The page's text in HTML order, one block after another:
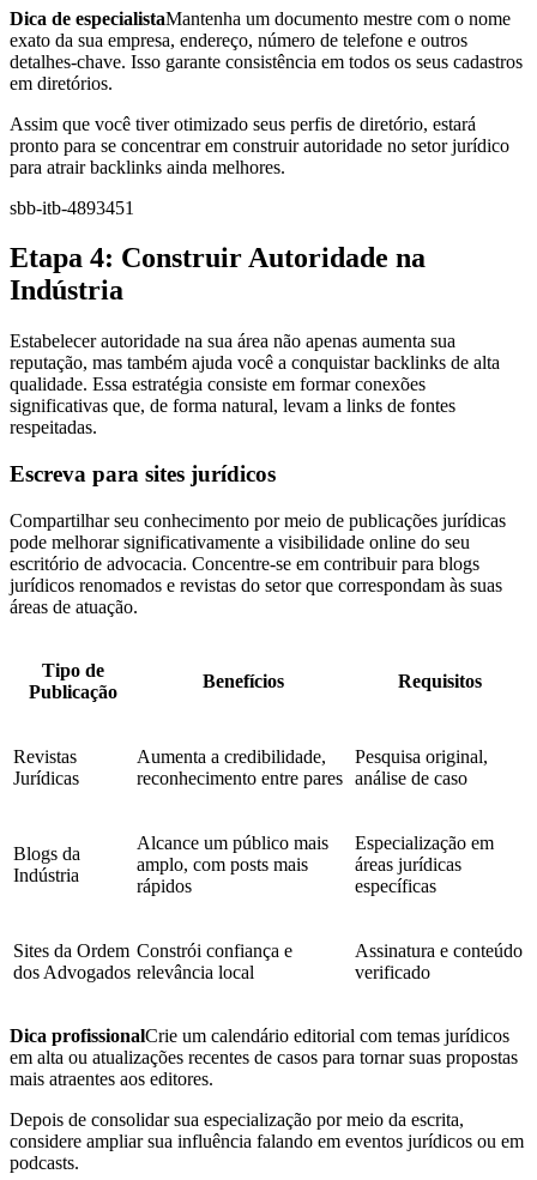
Dica de especialistaMantenha um documento mestre com o nome
exato da sua empresa, endereço, número de telefone e outros
detalhes-chave. Isso garante consistência em todos os seus cadastros
em diretórios.
Assim que você tiver otimizado seus perfis de diretório, estará
pronto para se concentrar em construir autoridade no setor jurídico
para atrair backlinks ainda melhores.
sbb-itb-4893451
Etapa 4: Construir Autoridade na
Indústria
Estabelecer autoridade na sua área não apenas aumenta sua
reputação, mas também ajuda você a conquistar backlinks de alta
qualidade. Essa estratégia consiste em formar conexões
significativas que, de forma natural, levam a links de fontes
respeitadas.
Escreva para sites jurídicos
Compartilhar seu conhecimento por meio de publicações jurídicas
pode melhorar significativamente a visibilidade online do seu
escritório de advocacia. Concentre-se em contribuir para blogs
jurídicos renomados e revistas do setor que correspondam às suas
áreas de atuação.
Tipo de
Publicação
Benefícios Requisitos
Revistas
Jurídicas
Aumenta a credibilidade,
reconhecimento entre pares
Pesquisa original,
análise de caso
Blogs da
Indústria
Alcance um público mais
amplo, com posts mais
rápidos
Especialização em
áreas jurídicas
específicas
Sites da Ordem
dos Advogados
Constrói confiança e
relevância local
Assinatura e conteúdo
verificado
Dica profissionalCrie um calendário editorial com temas jurídicos
em alta ou atualizações recentes de casos para tornar suas propostas
mais atraentes aos editores.
Depois de consolidar sua especialização por meio da escrita,
considere ampliar sua influência falando em eventos jurídicos ou em
podcasts.